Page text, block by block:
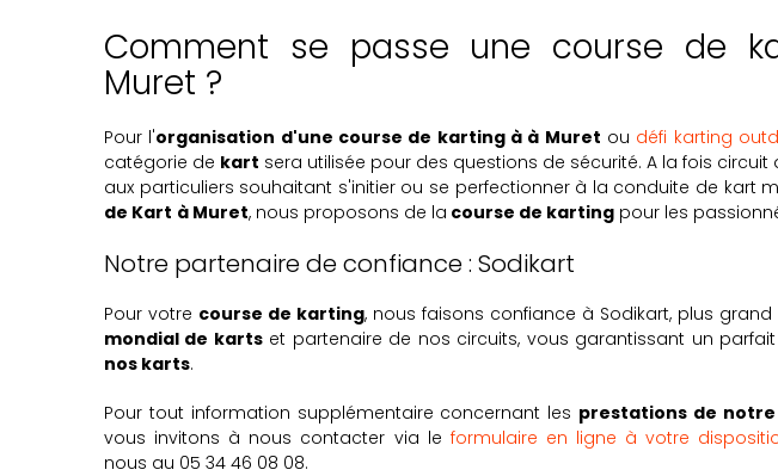
Comment se passe une course de
Muret ?
Pour l'organisation d'une course de karting à à Muret ou défi karting
catégorie de kart sera utilisée pour des questions de sécurité. A la fois circuit
aux particuliers souhaitant s'initier ou se perfectionner à la conduite de kart
de Kart à Muret, nous proposons de la course de karting pour les
Notre partenaire de confiance : Sodikart
Pour votre course de karting, nous faisons confiance à Sodikart, plus grand
mondial de karts et partenaire de nos circuits, vous garantissant un parfait
nos karts.
Pour tout information supplémentaire concernant les prestations de
vous invitons à nous contacter via le formulaire en ligne à votre
nous au 05 34 46 08 08.